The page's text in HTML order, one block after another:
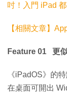
吋！入門 iPad
【相關文章】
Feature 01 更
《iPadOS》的
在桌面可開出